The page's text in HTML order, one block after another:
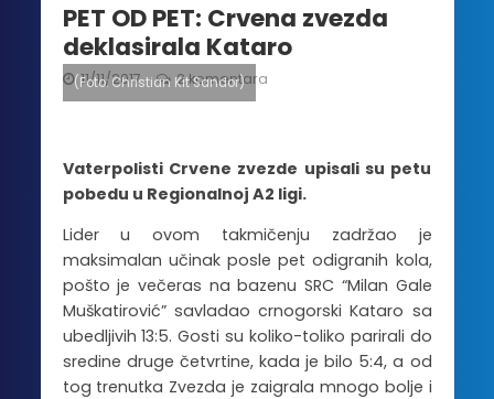
PET OD PET: Crvena zvezda
deklasirala Kataro
11/11/2017 2 komentara
(Foto: Christian Kit Sandor)
Vaterpolisti Crvene zvezde upisali su petu
pobedu u Regionalnoj A2 ligi.
Lider u ovom takmičenju zadržao je
maksimalan učinak posle pet odigranih kola,
pošto je večeras na bazenu SRC “Milan Gale
Muškatirović” savladao crnogorski Kataro sa
ubedljivih 13:5. Gosti su koliko-toliko parirali do
sredine druge četvrtine, kada je bilo 5:4, a od
tog trenutka Zvezda je zaigrala mnogo bolje i